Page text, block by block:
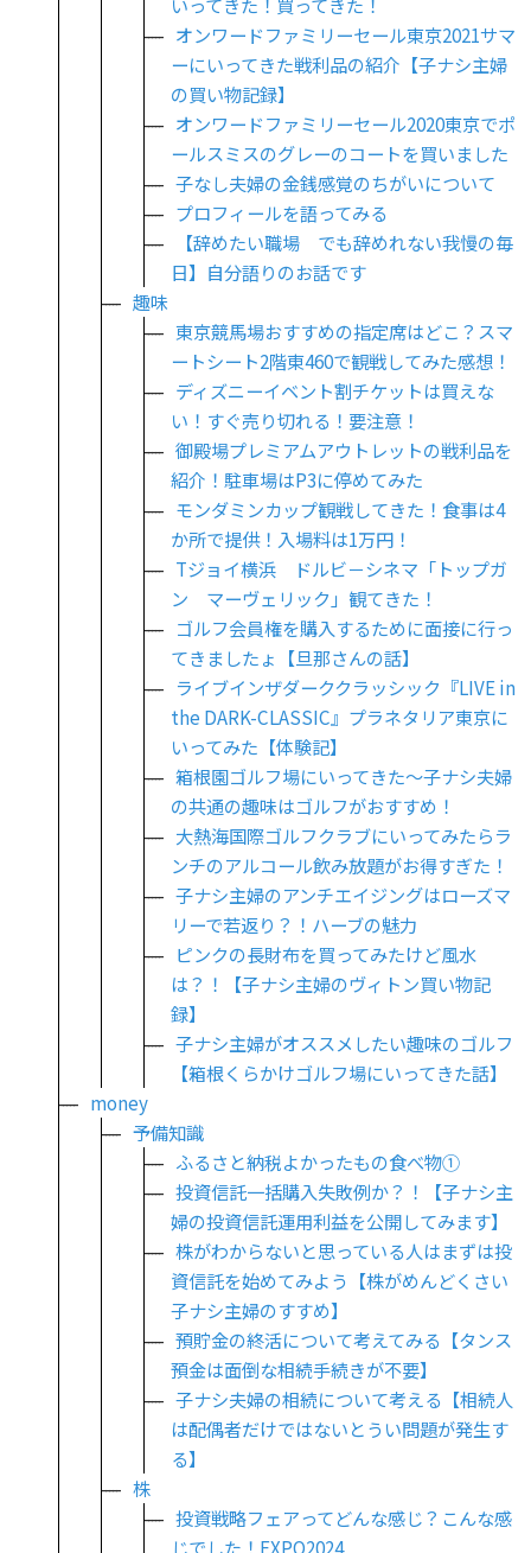
オンワードファミリーセール東京2021サマ
ーにいってきた戦利品の紹介【子ナシ主婦
の買い物記録】
オンワードファミリーセール2020東京でポ
ールスミスのグレーのコートを買いました
子なし夫婦の金銭感覚のちがいについて
プロフィールを語ってみる
【辞めたい職場 でも辞めれない我慢の毎
日】自分語りのお話です
趣味
東京競馬場おすすめの指定席はどこ？スマ
ートシート2階東460で観戦してみた感想！
ディズニーイベント割チケットは買えな
い！すぐ売り切れる！要注意！
御殿場プレミアムアウトレットの戦利品を
紹介！駐車場はP3に停めてみた
モンダミンカップ観戦してきた！食事は4
か所で提供！入場料は1万円！
Tジョイ横浜 ドルビ－シネマ「トップガ
ン マーヴェリック」観てきた！
ゴルフ会員権を購入するために面接に行っ
てきましたょ【旦那さんの話】
ライブインザダーククラッシック『LIVE in
the DARK-CLASSIC』プラネタリア東京に
いってみた【体験記】
箱根園ゴルフ場にいってきた～子ナシ夫婦
の共通の趣味はゴルフがおすすめ！
大熱海国際ゴルフクラブにいってみたらラ
ンチのアルコール飲み放題がお得すぎた！
子ナシ主婦のアンチエイジングはローズマ
リーで若返り？！ハーブの魅力
ピンクの長財布を買ってみたけど風水
は？！【子ナシ主婦のヴィトン買い物記
録】
子ナシ主婦がオススメしたい趣味のゴルフ
【箱根くらかけゴルフ場にいってきた話】
money
予備知識
ふるさと納税よかったもの食べ物①
投資信託一括購入失敗例か？！【子ナシ主
婦の投資信託運用利益を公開してみます】
株がわからないと思っている人はまずは投
資信託を始めてみよう【株がめんどくさい
子ナシ主婦のすすめ】
預貯金の終活について考えてみる【タンス
預金は面倒な相続手続きが不要】
子ナシ夫婦の相続について考える【相続人
は配偶者だけではないとうい問題が発生す
る】
株
投資戦略フェアってどんな感じ？こんな感
じでした！EXPO2024